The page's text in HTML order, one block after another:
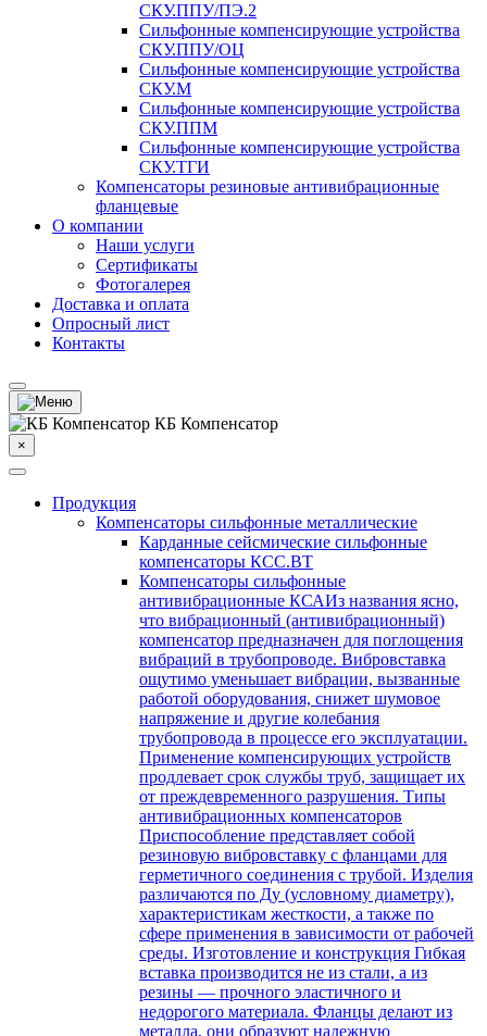
СКУ.ППУ/ПЭ.2
Сильфонные компенсирующие устройства
СКУ.ППУ/ОЦ
Сильфонные компенсирующие устройства
СКУ.М
Сильфонные компенсирующие устройства
СКУ.ППМ
Сильфонные компенсирующие устройства
СКУ.ТГИ
Компенсаторы резиновые антивибрационные
фланцевые
О компании
Наши услуги
Сертификаты
Фотогалерея
Доставка и оплата
Опросный лист
Контакты
КБ Компенсатор
×
Продукция
Компенсаторы сильфонные металлические
Карданные сейсмические сильфонные
компенсаторы КСС.ВТ
Компенсаторы сильфонные
антивибрационные КСАИз названия ясно,
что вибрационный (антивибрационный)
компенсатор предназначен для поглощения
вибраций в трубопроводе. Вибровставка
ощутимо уменьшает вибрации, вызванные
работой оборудования, снижет шумовое
напряжение и другие колебания
трубопровода в процессе его эксплуатации.
Применение компенсирующих устройств
продлевает срок службы труб, защищает их
от преждевременного разрушения. Типы
антивибрационных компенсаторов
Приспособление представляет собой
резиновую вибровставку с фланцами для
герметичного соединения с трубой. Изделия
различаются по Ду (условному диаметру),
характеристикам жесткости, а также по
сфере применения в зависимости от рабочей
среды. Изготовление и конструкция Гибкая
вставка производится не из стали, а из
резины — прочного эластичного и
недорогого материала. Фланцы делают из
металла, они образуют надежную